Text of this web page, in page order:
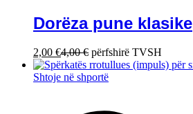
Dorëza pune klasike
2,00 €4,00€ përfshirë TVSH
Shtoje në shportë